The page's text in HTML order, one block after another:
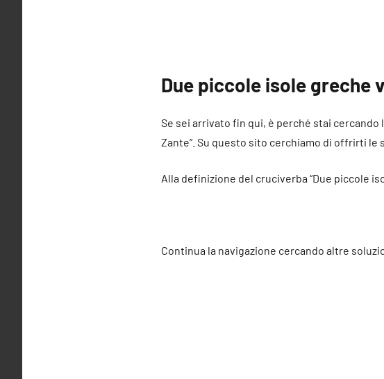
Due piccole isole greche
Se sei arrivato fin qui, è perché stai
Zante”. Su questo sito cerchiamo di offrirti le
Alla definizione del cruciverba “Due piccole
Continua la navigazione cercando altre